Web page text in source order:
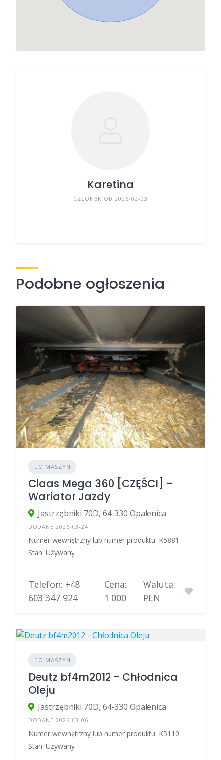
Karetina
CZŁONEK OD 2026-02-03
Podobne ogłoszenia
DO MASZYN
Claas Mega 360 [CZĘŚCI] -
Wariator Jazdy
Jastrzębniki 70D, 64-330 Opalenica
DODANE 2026-03-24
Numer wewnętrzny lub numer produktu: K5881
Stan: Używany
Telefon: +48
603 347 924
Cena:
1 000
Waluta:
PLN
DO MASZYN
Deutz bf4m2012 - Chłodnica
Oleju
Jastrzębniki 70D, 64-330 Opalenica
DODANE 2026-03-06
Numer wewnętrzny lub numer produktu: K5110
Stan: Używany